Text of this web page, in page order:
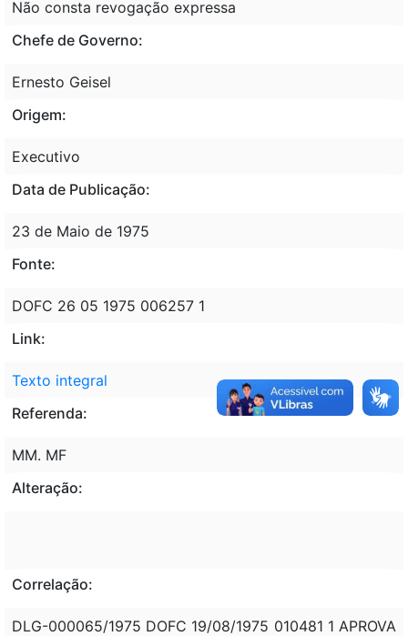
Não consta revogação expressa
Chefe de Governo:
Ernesto Geisel
Origem:
Executivo
Data de Publicação:
23 de Maio de 1975
Fonte:
DOFC 26 05 1975 006257 1
Link:
Texto integral
Referenda:
MM. MF
Alteração:
Correlação:
DLG-000065/1975 DOFC 19/08/1975 010481 1 APROVA